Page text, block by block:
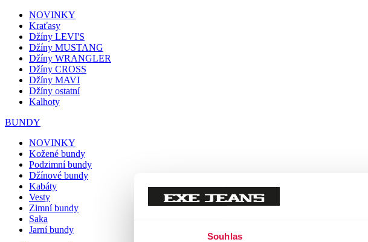
Souhlas
NOVINKY
Kraťasy
Džíny LEVI'S
Džíny MUSTANG
Džíny WRANGLER
Džíny CROSS
Džíny MAVI
Džíny ostatní
Kalhoty
BUNDY
NOVINKY
Kožené bundy
Podzimní bundy
Džínové bundy
Kabáty
Vesty
Zimní bundy
Saka
Jarní bundy